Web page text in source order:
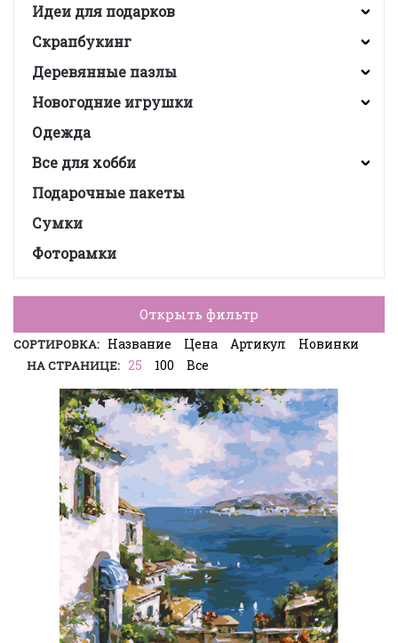
Идеи для подарков
Скрапбукинг
Деревянные пазлы
Новогодние игрушки
Одежда
Все для хобби
Подарочные пакеты
Сумки
Фоторамки
Открыть фильтр
СОРТИРОВКА: Название Цена Артикул Новинки
НА СТРАНИЦЕ: 25 100 Все